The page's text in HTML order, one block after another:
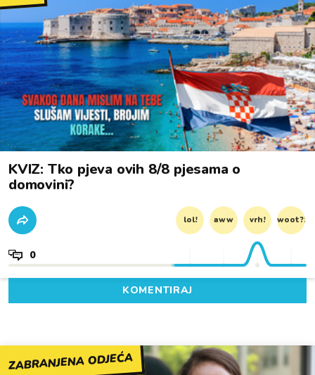
KVIZ: Tko pjeva ovih 8/8 pjesama o
domovini?
lol! aww vrh! woot?!
0
KOMENTIRAJ
ZABRANJENA ODJEĆA